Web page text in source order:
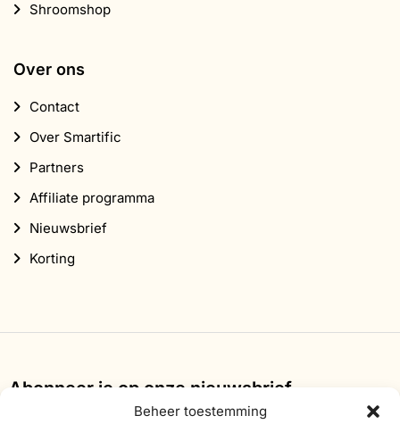
Beheer toestemming
Shroomshop
Over ons
Contact
Over Smartific
Partners
Affiliate programma
Nieuwsbrief
Korting
Abonneer je op onze nieuwsbrief
Schrijf je in voor onze nieuwsbrief en ontvang 10%